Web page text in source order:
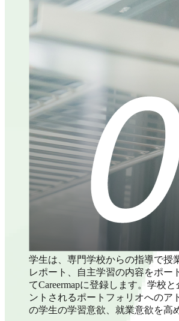
学生は、専門学校からの指導で授
レポート、自主学習の内容をポー
てCareermapに登録します。学校
ントされるポートフォリオへのア
の学生の学習意欲、就業意欲を高